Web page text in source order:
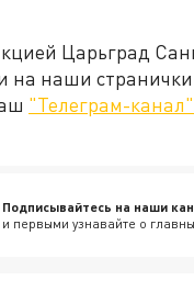
Царьград
на наши
"Телеграм-канал"
Подписывайтесь на наши
и первыми узнавайте о